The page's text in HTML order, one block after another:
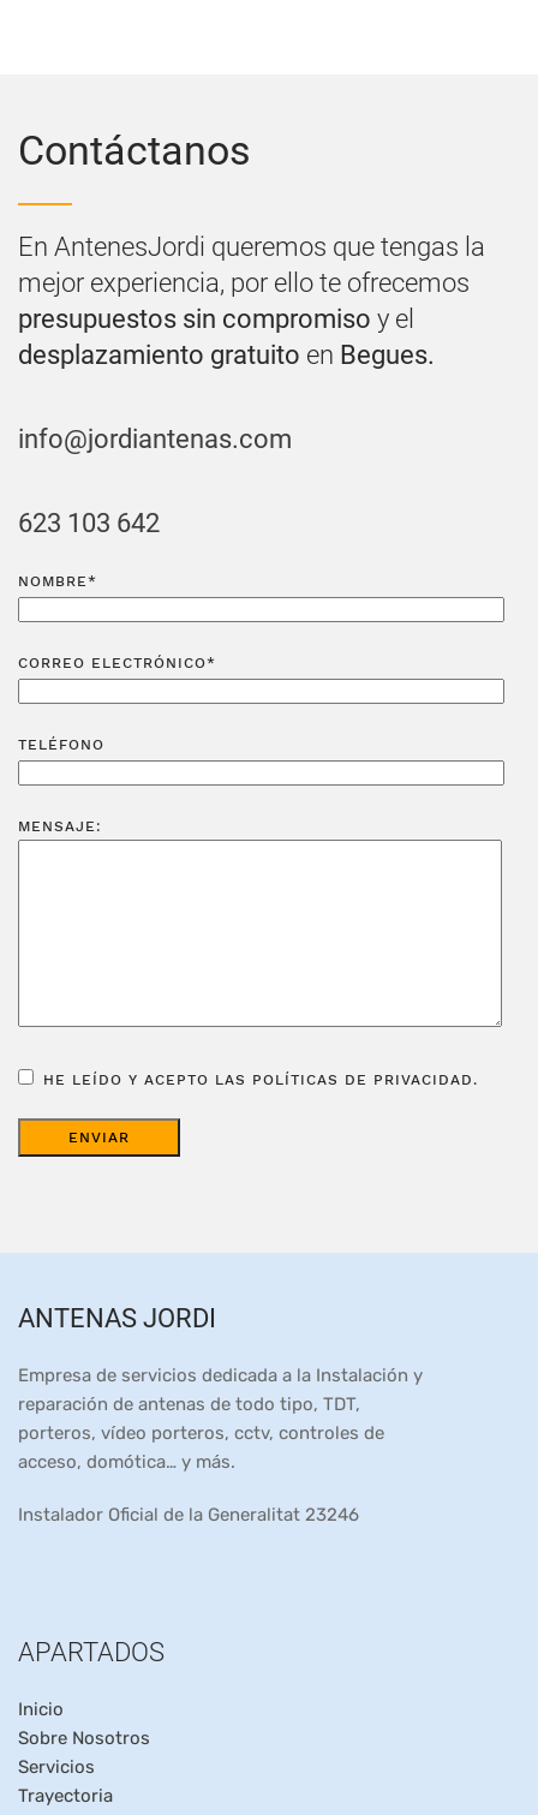
Contáctanos
En AntenesJordi queremos que tengas la
mejor experiencia, por ello te ofrecemos
presupuestos sin compromiso y el
desplazamiento gratuito en Begues.
info@jordiantenas.com
623 103 642
NOMBRE*
CORREO ELECTRÓNICO*
TELÉFONO
MENSAJE:
HE LEÍDO Y ACEPTO LAS POLÍTICAS DE PRIVACIDAD.
ANTENAS JORDI
Empresa de servicios dedicada a la Instalación y
reparación de antenas de todo tipo, TDT,
porteros, vídeo porteros, cctv, controles de
acceso, domótica… y más.
Instalador Oficial de la Generalitat 23246
APARTADOS
Inicio
Sobre Nosotros
Servicios
Trayectoria